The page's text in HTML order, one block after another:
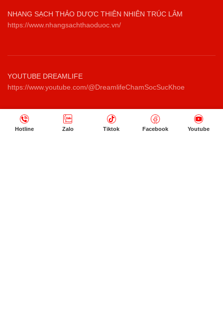
NHANG SẠCH THẢO DƯỢC THIÊN NHIÊN TRÚC LÂM
https://www.nhangsachthaoduoc.vn/
YOUTUBE DREAMLIFE
https://www.youtube.com/@DreamlifeChamSocSucKhoe
Hotline Zalo Tiktok Facebook Youtube